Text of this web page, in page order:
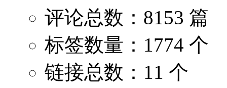
评论总数：8153 篇
标签数量：1774 个
链接总数：11 个